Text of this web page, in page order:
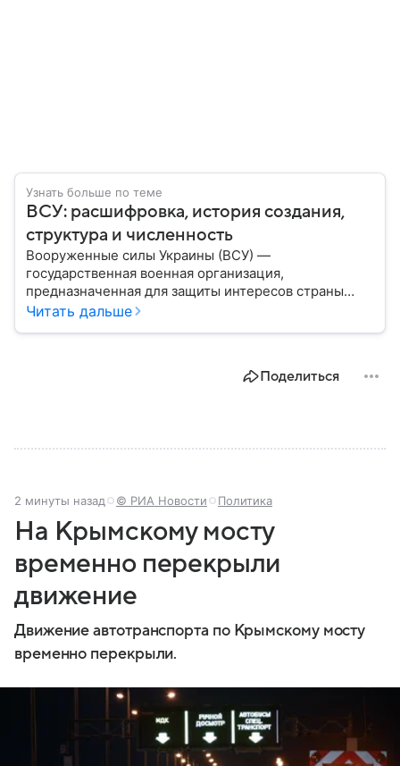
Узнать больше по теме
ВСУ: расшифровка, история создания,
структура и численность
Вооруженные силы Украины (ВСУ) —
государственная военная организация,
предназначенная для защиты интересов страны
военным путем. Была создана после
Читать дальше
Поделиться
2 минуты назад © РИА Новости Политика
На Крымскому мосту
временно перекрыли
движение
Движение автотранспорта по Крымскому мосту
временно перекрыли.